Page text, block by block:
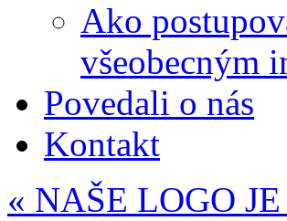
Ako
všeobecným
Povedali o nás
Kontakt
« NAŠE LOGO